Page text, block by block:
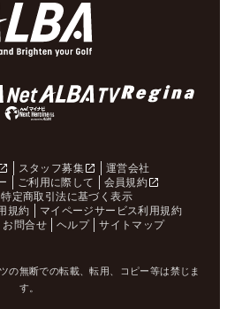
スタッフ募集
運営会社
ご利用に際して
会員規約
特定商取引法に基づく表示
規約
マイページサービス利用規約
お問合せ ヘルプ サイトマップ
の無断での転載、転用、コピー等は禁じま
す。